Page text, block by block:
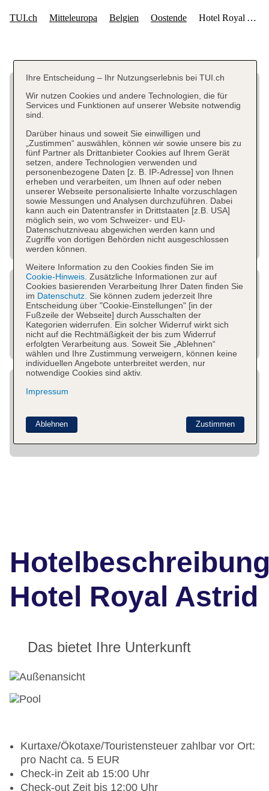
Hotel Royal Astrid
Das bietet Ihre Unterkunft
Kurtaxe/Ökotaxe/Touristensteuer zahlbar vor Ort:
pro Nacht ca. 5 EUR
Check-in Zeit ab 15:00 Uhr
Check-out Zeit bis 12:00 Uhr
Ihre Entscheidung – Ihr Nutzungserlebnis bei TUI.ch
Wir nutzen Cookies und andere Technologien, die für
Services und Funktionen auf unserer Website notwendig
sind.
Darüber hinaus und soweit Sie einwilligen und
„Zustimmen“ auswählen, können wir sowie unsere bis zu
fünf Partner als Drittanbieter Cookies auf Ihrem Gerät
setzen, andere Technologien verwenden und
personenbezogene Daten [z. B. IP-Adresse] von Ihnen
erheben und verarbeiten, um Ihnen auf oder neben
unserer Webseite personalisierte Inhalte vorzuschlagen
sowie Messungen und Analysen durchzuführen. Dabei
kann auch ein Datentransfer in Drittstaaten [z.B. USA]
möglich sein, wo vom Schweizer- und EU-
Datenschutzniveau abgewichen werden kann und
Zugriffe von dortigen Behörden nicht ausgeschlossen
werden können.
Weitere Information zu den Cookies finden Sie im
Cookie-Hinweis. Zusätzliche Informationen zur auf
Cookies basierenden Verarbeitung Ihrer Daten finden Sie
im Datenschutz. Sie können zudem jederzeit Ihre
Entscheidung über "Cookie-Einstellungen" [in der
Fußzeile der Webseite] durch Ausschalten der
Kategorien widerrufen. Ein solcher Widerruf wirkt sich
nicht auf die Rechtmäßigkeit der bis zum Widerruf
erfolgten Verarbeitung aus. Soweit Sie „Ablehnen“
wählen und Ihre Zustimmung verweigern, können keine
individuellen Angebote unterbreitet werden, nur
notwendige Cookies sind aktiv.
Impressum
Zustimmen
Ablehnen